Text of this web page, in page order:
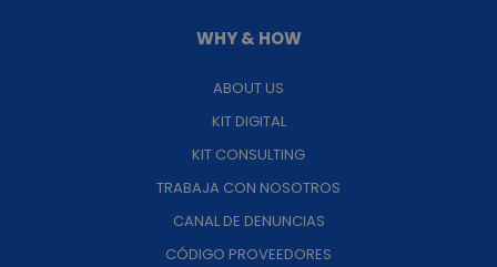
WHY & HOW
ABOUT US
KIT DIGITAL
KIT CONSULTING
TRABAJA CON NOSOTROS
CANAL DE DENUNCIAS
CÓDIGO PROVEEDORES